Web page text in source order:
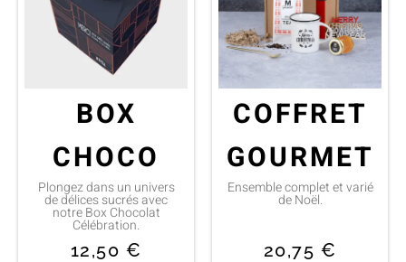
BOX
CHOCO
Plongez dans un univers
de délices sucrés avec
notre Box Chocolat
Célébration.
12,50 €
COFFRET
GOURMET
Ensemble complet et varié
de Noël.
20,75 €